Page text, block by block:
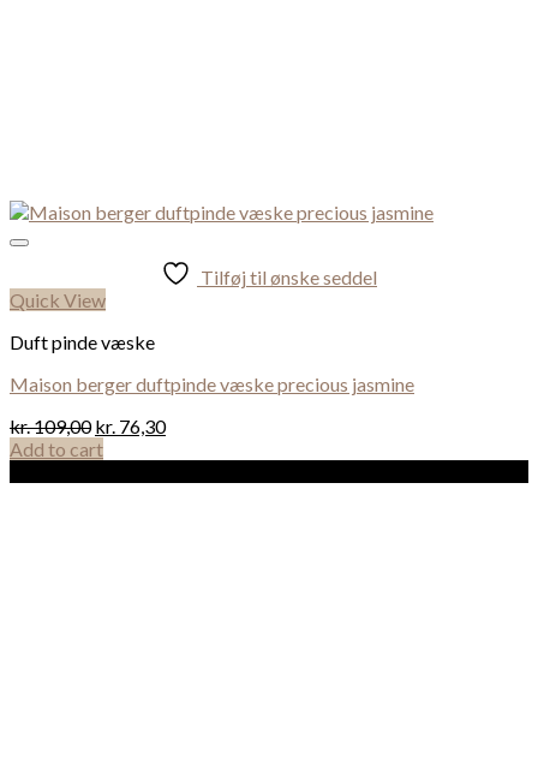
Tilføj til ønske seddel
Quick View
Duft pinde væske
Maison berger duftpinde væske precious jasmine
kr.109,00 kr. 76,30
Add to cart